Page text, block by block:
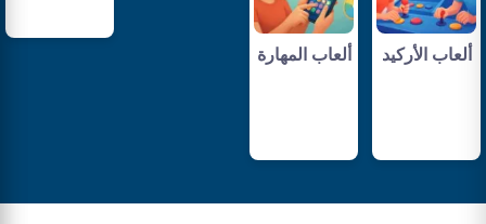
ألعاب الأركيد ألعاب المهارة